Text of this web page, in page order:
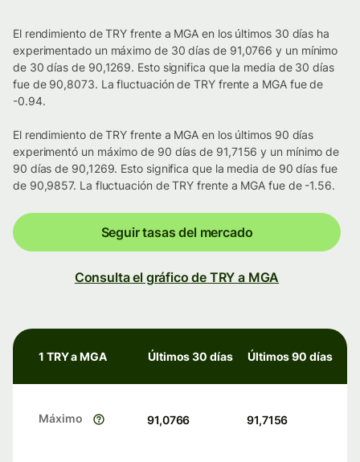
El rendimiento de TRY frente a MGA en los últimos 30 días ha
experimentado un máximo de 30 días de 91,0766 y un mínimo
de 30 días de 90,1269. Esto significa que la media de 30 días
fue de 90,8073. La fluctuación de TRY frente a MGA fue de
-0.94.
El rendimiento de TRY frente a MGA en los últimos 90 días
experimentó un máximo de 90 días de 91,7156 y un mínimo de
90 días de 90,1269. Esto significa que la media de 90 días fue
de 90,9857. La fluctuación de TRY frente a MGA fue de -1.56.
Seguir tasas del mercado
Consulta el gráfico de TRY a MGA
1 TRY a MGA Últimos 30 días Últimos 90 días
Máximo 91,0766 91,7156